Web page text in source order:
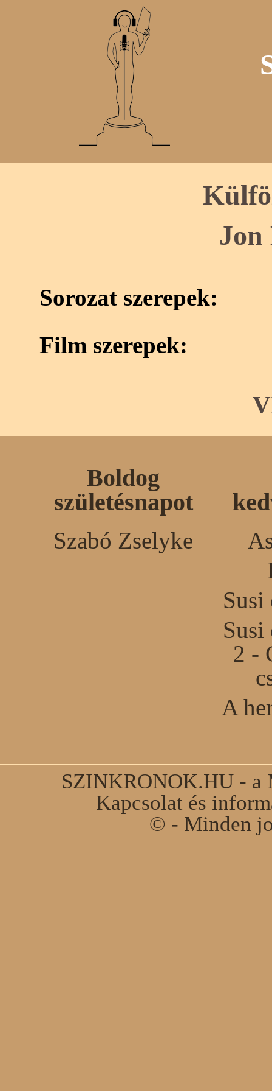
Jon
Sorozat szerepek:
Film szerepek:
Boldog
születésnapot
Szabó Zselyke
Susi
Susi
2 -
A
SZINKRONOK.HU - a
Kapcsolat és
© - Minden